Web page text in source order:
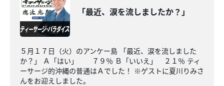
「最近、涙を流しましたか？」
５月１７日（火）のアンケー島 「最近、涙を流しました
か？」 Ａ「はい」 ７９％ Ｂ「いいえ」 ２１％ ティ
ーサージ的沖縄の普通はＡでした！ ※ゲストに夏川りみさ
んをお迎えしました。